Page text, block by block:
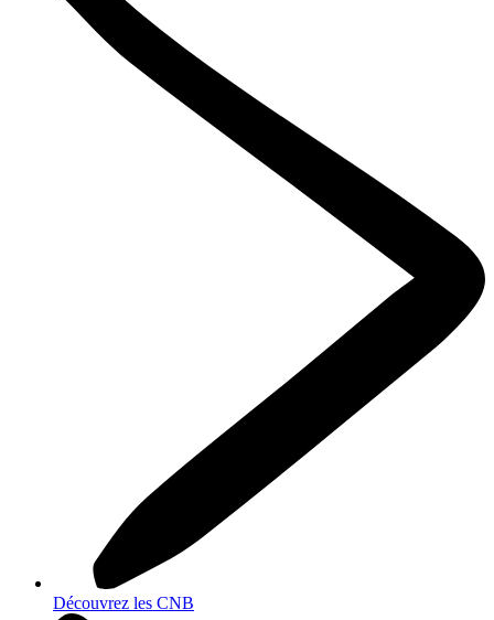
Découvrez les CNB